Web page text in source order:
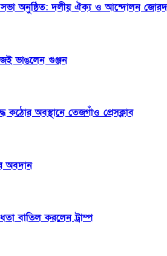
সভা অনুষ্ঠিত: দলীয় ঐক্য ও আন্দোলন
ভাঙলেন গুঞ্জন
কঠোর অবস্থানে তেজগাঁও প্রেসক্লাব
অবদান
বাতিল করলেন ট্রাম্প